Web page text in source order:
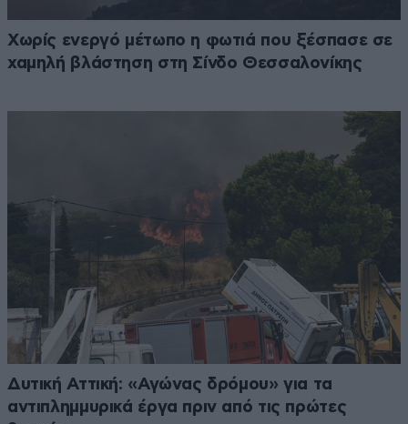
Χωρίς ενεργό μέτωπο η φωτιά που ξέσπασε σε
χαμηλή βλάστηση στη Σίνδο Θεσσαλονίκης
Δυτική Αττική: «Αγώνας δρόμου» για τα
αντιπλημμυρικά έργα πριν από τις πρώτες